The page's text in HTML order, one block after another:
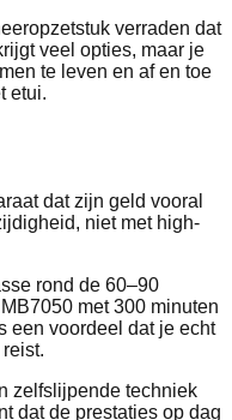
verraden dat
veel opties, maar je
te leven en af en toe
etui.
dat zijn geld vooral
niet met high-
rond de 60–90
met 300 minuten
een voordeel dat je echt
zelfslijpende techniek
dat de prestaties op dag